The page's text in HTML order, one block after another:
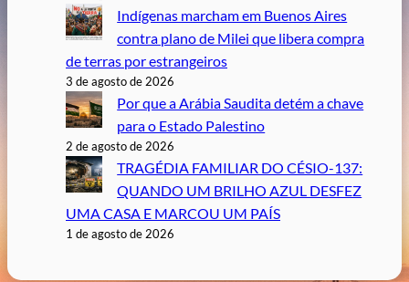
Indígenas marcham em Buenos Aires
contra plano de Milei que libera compra
de terras por estrangeiros
3 de agosto de 2026
Por que a Arábia Saudita detém a chave
para o Estado Palestino
2 de agosto de 2026
TRAGÉDIA FAMILIAR DO CÉSIO-137:
QUANDO UM BRILHO AZUL DESFEZ
UMA CASA E MARCOU UM PAÍS
1 de agosto de 2026